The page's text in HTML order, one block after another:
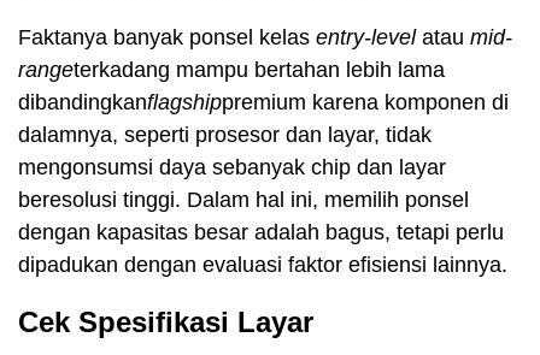
Faktanya banyak ponsel kelas entry-levelatau mid-
rangeterkadang mampu bertahan lebih lama
dibandingkanflagshippremium karena komponen di
dalamnya, seperti prosesor dan layar, tidak
mengonsumsi daya sebanyak chip dan layar
beresolusi tinggi. Dalam hal ini, memilih ponsel
dengan kapasitas besar adalah bagus, tetapi perlu
dipadukan dengan evaluasi faktor efisiensi lainnya.
Cek Spesifikasi Layar